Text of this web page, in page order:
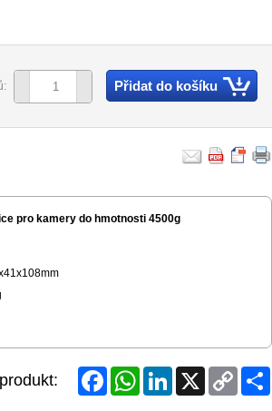
Přidat do košíku
pro kamery do hmotnosti 4500g
FacebookWhatsAppLinkedInX
Copy
Link